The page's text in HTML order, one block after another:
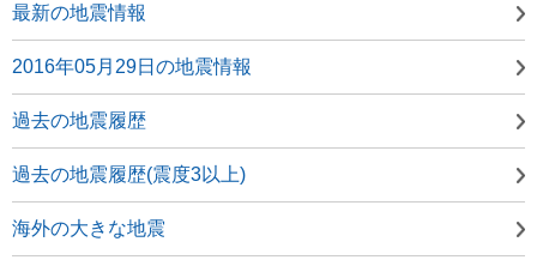
最新の地震情報
2016年05月29日の地震情報
過去の地震履歴
過去の地震履歴(震度3以上)
海外の大きな地震